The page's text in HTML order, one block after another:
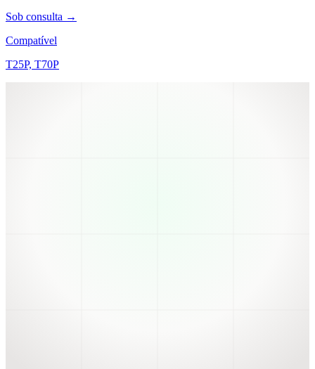
Sob consulta →
Compatível
T25P, T70P